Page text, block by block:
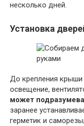
несколько дней.
Установка
До крепления крыши
освещение,
может
заранее
герметик и